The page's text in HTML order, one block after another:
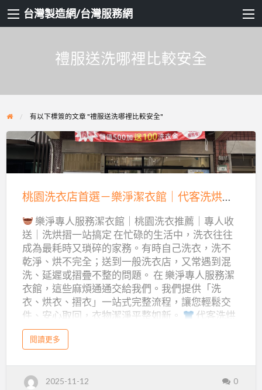
台灣製造網/台灣服務網
禮服送洗哪裡比較安全
有以下標簽的文章 "禮服送洗哪裡比較安全"
桃
園
｜
桃園洗衣店首選－樂淨潔衣館｜代客洗烘摺一站搞定｜龜山中壢皆可收送
樂淨專人服務潔衣館｜桃園洗衣推薦｜專人收
送｜洗烘摺一站搞定 在忙碌的生活中，洗衣往往
成為最耗時又瑣碎的家務。有時自己洗衣，洗不
乾淨、烘不完全；送到一般洗衣店，又常遇到混
洗、延遲或摺疊不整的問題。 在 樂淨專人服務潔
衣館，這些麻煩通通交給我們。我們提供「洗
衣、烘衣、摺衣」一站式完整流程，讓您輕鬆交
件、安心取回，衣物潔淨平整如新。
代客洗烘
摺服務 自己洗衣常常遇到──衣服太多沒空晾、天
氣不好乾不透、摺衣堆成山。一般自助洗衣店雖
心。 樂淨的 代客洗烘摺服務，從清洗、烘乾到摺
疊，全程由專人細心完成。每一件衣物都依材質
閱讀更多
o
t
園
2025-11-12 0